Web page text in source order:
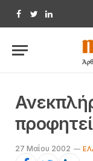
Facebook
TwitterLinkedIn
27 Μαΐου 2002